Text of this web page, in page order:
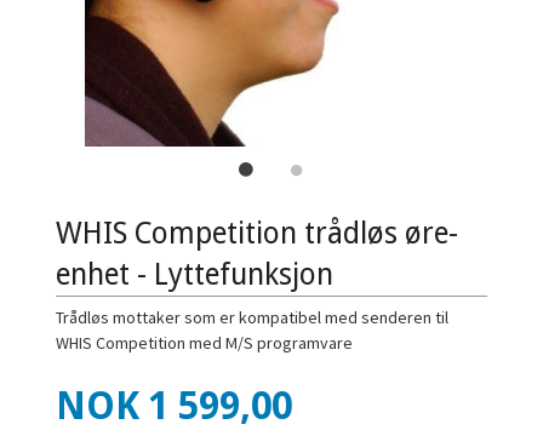
WHIS Competition trådløs øre-
enhet - Lyttefunksjon
Trådløs mottaker som er kompatibel med senderen til
WHIS Competition med M/S programvare
Pris
NOK 1 599,00